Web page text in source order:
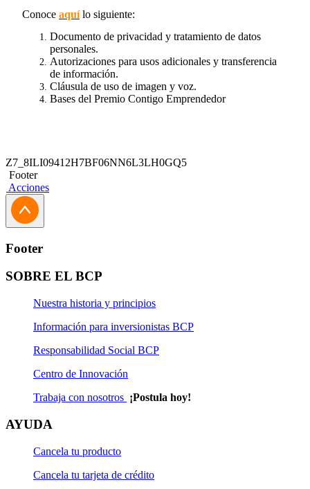
Conoce aquí lo siguiente:
Documento de privacidad y tratamiento de datos
personales.
Autorizaciones para usos adicionales y transferencia
de información.
Cláusula de uso de imagen y voz.
Bases del Premio Contigo Emprendedor
Z7_8ILI09412H7BF06NN6L3LH0GQ5
Footer
Acciones
Footer
SOBRE EL BCP
Nuestra historia y principios
Información para inversionistas BCP
Responsabilidad Social BCP
Centro de Innovación
Trabaja con nosotros ¡Postula hoy!
AYUDA
Cancela tu producto
Cancela tu tarjeta de crédito